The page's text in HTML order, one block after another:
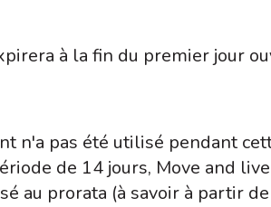
à la fin du premier jour
n'a pas été utilisé pendant
de 14 jours, Move and
au prorata (à savoir à partir